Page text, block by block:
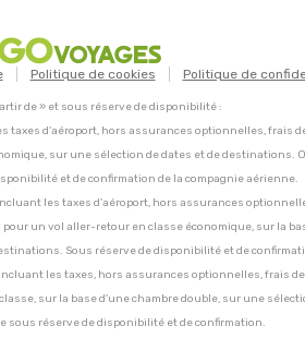
Politique de cookies Politique de
de » et sous réserve de disponibilité :
taxes d'aéroport, hors assurances optionnelles, frais
sur une sélection de dates et de destinations.
et de confirmation de la compagnie aérienne.
incluant les taxes d'aéroport, hors assurances
un vol aller-retour en classe économique, sur la
Sous réserve de disponibilité et de
incluant les taxes, hors assurances optionnelles, frais
sur la base d'une chambre double, sur une
sous réserve de disponibilité et de confirmation.